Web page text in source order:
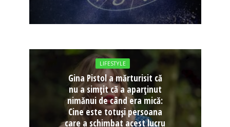
LIFESTYLE
Gina Pistol a mărturisit că
nu a simțit că a aparținut
nimănui de când era mică:
Cine este totuși persoana
care a schimbat acest lucru